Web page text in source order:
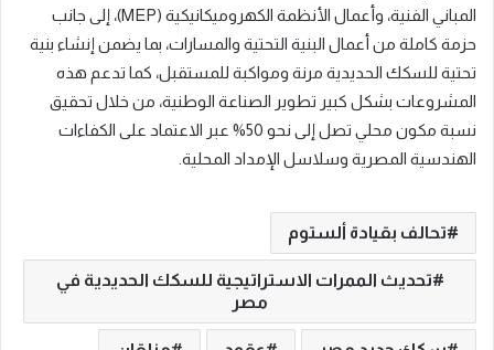
المباني الفنية، وأعمال الأنظمة الكهروميكانيكية (MEP)، إلى جانب
حزمة كاملة من أعمال البنية التحتية والمسارات، بما يضمن إنشاء بنية
تحتية للسكك الحديدية مرنة ومواكبة للمستقبل، كما تدعم هذه
المشروعات بشكل كبير تطوير الصناعة الوطنية، من خلال تحقيق
نسبة مكون محلي تصل إلى نحو 50% عبر الاعتماد على الكفاءات
الهندسية المصرية وسلاسل الإمداد المحلية.
تحالف بقيادة ألستوم
تحديث الممرات الاستراتيجية للسكك الحديدية في
مصر